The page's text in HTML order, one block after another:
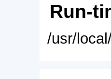
Run-
/usr/